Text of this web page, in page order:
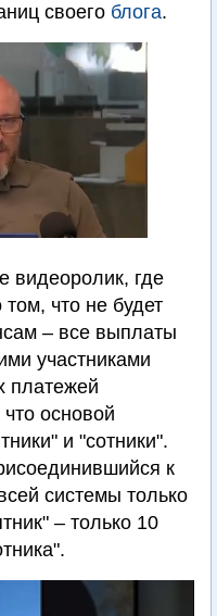
своего блога.
видеоролик, где
что не будет
– все выплаты
участниками
платежей
основой
и "сотники".
к
системы только
– только 10